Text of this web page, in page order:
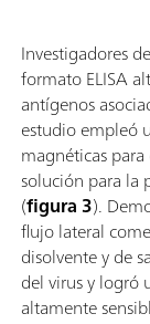
Investigadores
formato ELISA
antígenos
estudio empleó
magnéticas
solución para la
(figura 3).
flujo lateral
disolvente y de
del virus y logró
altamente